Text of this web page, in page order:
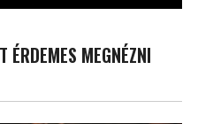
MEGNÉZNI